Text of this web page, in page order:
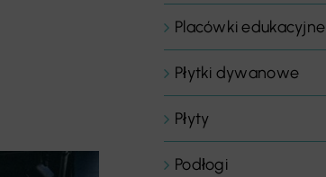
Placówki edukacyjne
Płytki dywanowe
Płyty
Podłogi